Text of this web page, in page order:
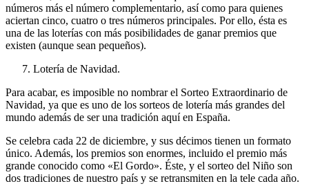
números más el número complementario, así como para quienes
aciertan cinco, cuatro o tres números principales. Por ello, ésta es
una de las loterías con más posibilidades de ganar premios que
existen (aunque sean pequeños).
Lotería de Navidad.
Para acabar, es imposible no nombrar el Sorteo Extraordinario de
Navidad, ya que es uno de los sorteos de lotería más grandes del
mundo además de ser una tradición aquí en España.
Se celebra cada 22 de diciembre, y sus décimos tienen un formato
único. Además, los premios son enormes, incluido el premio más
grande conocido como «El Gordo». Éste, y el sorteo del Niño son
dos tradiciones de nuestro país y se retransmiten en la tele cada año.